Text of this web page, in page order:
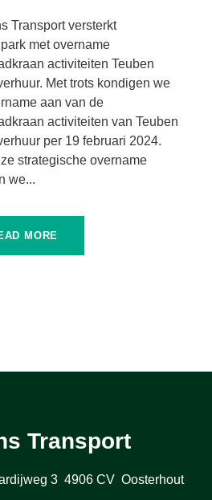
Transport versterkt
met overname
activiteiten Teuben
Met trots kondigen we
aan van de
activiteiten van Teuben
per 19 februari 2024.
strategische overname
we...
MORE
Transport
3 4906 CV Oosterhout